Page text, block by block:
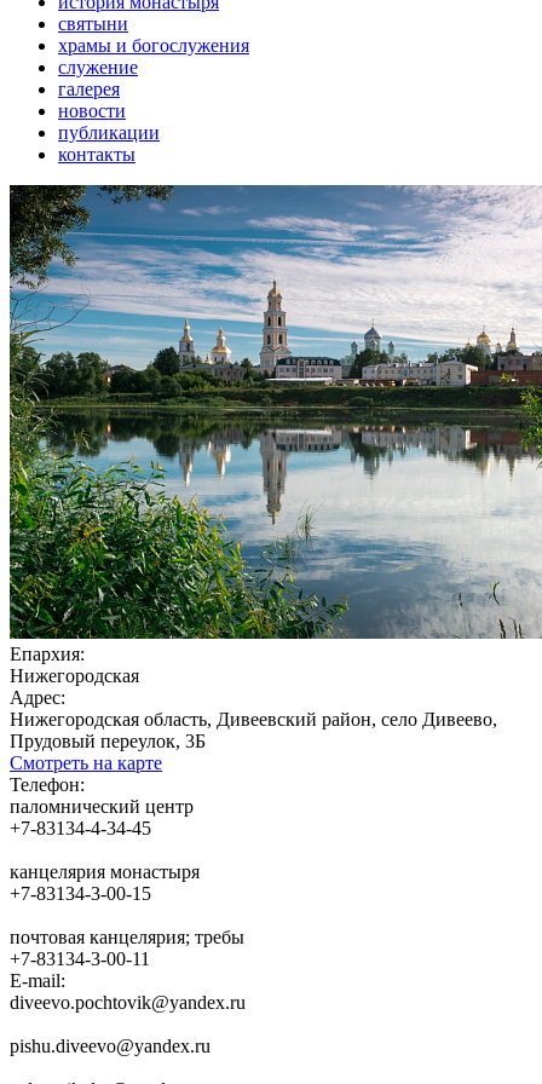
святыни
храмы и богослужения
служение
галерея
новости
публикации
контакты
Епархия:
Нижегородская
Адрес:
Нижегородская область, Дивеевский район, село Дивеево,
Прудовый переулок, 3Б
Смотреть на карте
Телефон:
паломнический центр
+7-83134-4-34-45
канцелярия монастыря
+7-83134-3-00-15
почтовая канцелярия; требы
+7-83134-3-00-11
E-mail:
diveevo.pochtovik@yandex.ru
pishu.diveevo@yandex.ru